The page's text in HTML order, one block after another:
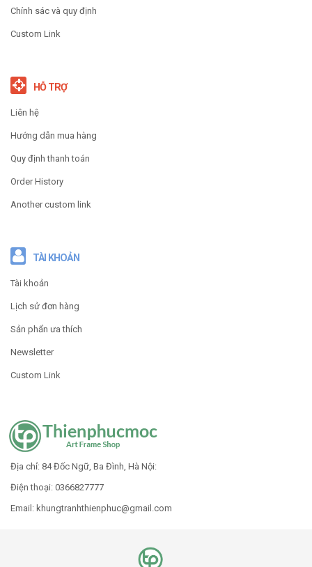
Chính sác và quy định
Custom Link
HỖ TRỢ
Liên hệ
Hướng dẫn mua hàng
Quy định thanh toán
Order History
Another custom link
TÀI KHOẢN
Tài khoản
Lịch sử đơn hàng
Sản phẩn ưa thích
Newsletter
Custom Link
Địa chỉ: 84 Đốc Ngữ, Ba Đình, Hà Nội:
Điện thoại: 0366827777
Email: khungtranhthienphuc@gmail.com